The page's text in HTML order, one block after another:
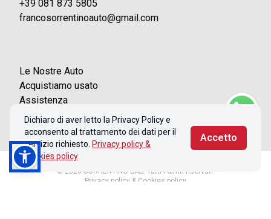
+39 081 873 5805
francosorrentinoauto@gmail.com
Le Nostre Auto
Acquistiamo usato
Assistenza
Contatti
Dichiaro di aver letto la Privacy Policy e
acconsento al trattamento dei dati per il
servizio richiesto. Privacy policy &
Cookies policy
Accetto
© 2026 SORRENTINO SAS. Tutti i diritti riservati.
Privacy policy & Cookies policy